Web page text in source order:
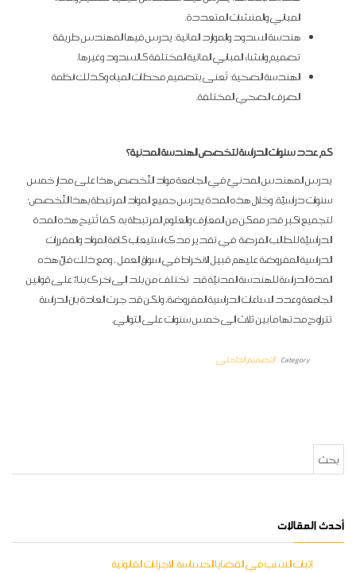
المباني والمنشآت المتعددة.
هندسة السدود والموارد المائية: يدرس فيها المهندس طريقة
تصميم وإنشاء المباني المائية المختلفة كالسدود وغيرها.
الهندسة الصحية: تُعنى بتصميم محطات المياه وكذلك أنظمة
الصرف الصحي المختلفة.
كم عدد سنوات الدراسة لتخصص الهندسة المدنية؟
يدرس المهندس المدنيّ في الجامعة مواد التّخصص هذا على مدار خمس
سنوات دراسيّة، وخلال هذه المدة يدرس جميع المواد المرتبطة بهذا التّخصص؛
لتجميع أكبر قدر ممكن من المعارف والعلوم المرتبطة به، كما تُتيح هذه المدة
الدراسيّة للطالب الفرصة في تقدير مدى استيعاب كافة المواد والمقررات
الدراسية المفروضة عليهم قبيل الانخراط في أسواق العمل ، ومع ذلك فإنّ هذه
المدة الدراسة للهندسة المدنيّة قد تختلف من بلد إلى أخرى بناءً على قوانين
الجامعة وعدد الساعات الدراسية المفروضة، ولكن قد جرت العادة بأن الدراسة
تتراوح مدتها ما بين ثلاث إلى خمس سنوات على التوالي.
Category التصميم الداخلي
البحث عن:
أحدث المقالات
إثبات النسب في القضايا الحساسة: الإجراءات القانونية